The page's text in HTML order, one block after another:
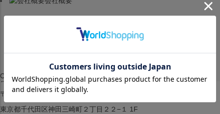
MAP
JR水道橋駅西口店
営業：土・日・祝日のみ 12:00-18:00
〒101-0061
東京都千代田区神田三崎町２丁目２２−１ 1F
Copyright © SELECTION All rights reserved.